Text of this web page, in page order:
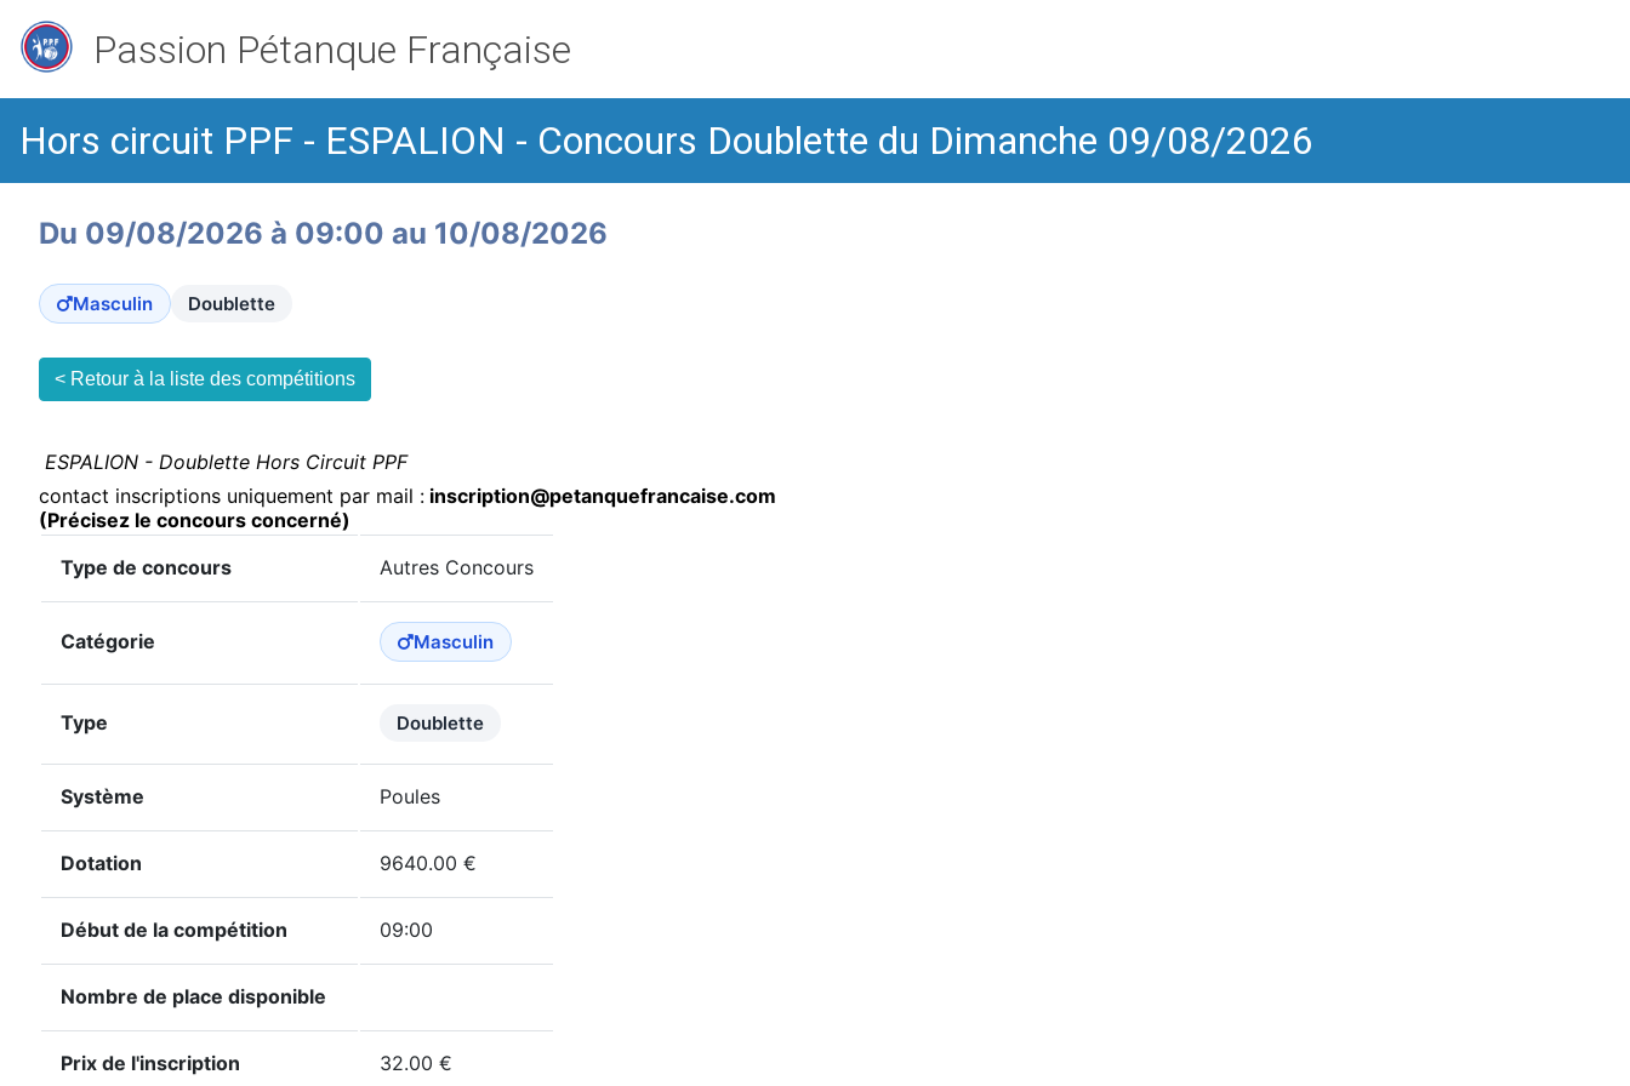
Passion Pétanque Française
Hors circuit PPF - ESPALION - Concours Doublette du Dimanche 09/08/2026
Du 09/08/2026 à 09:00 au 10/08/2026
Masculin Doublette
< Retour à la liste des compétitions
ESPALION - Doublette Hors Circuit PPF
contact inscriptions uniquement par mail : inscription@petanquefrancaise.com
(Précisez le concours concerné)
Type de concours
Autres Concours
Catégorie Masculin
Type Doublette
Système Poules
Dotation 9640.00 €
Début de la compétition 09:00
Nombre de place disponible
Prix de l'inscription 32.00 €